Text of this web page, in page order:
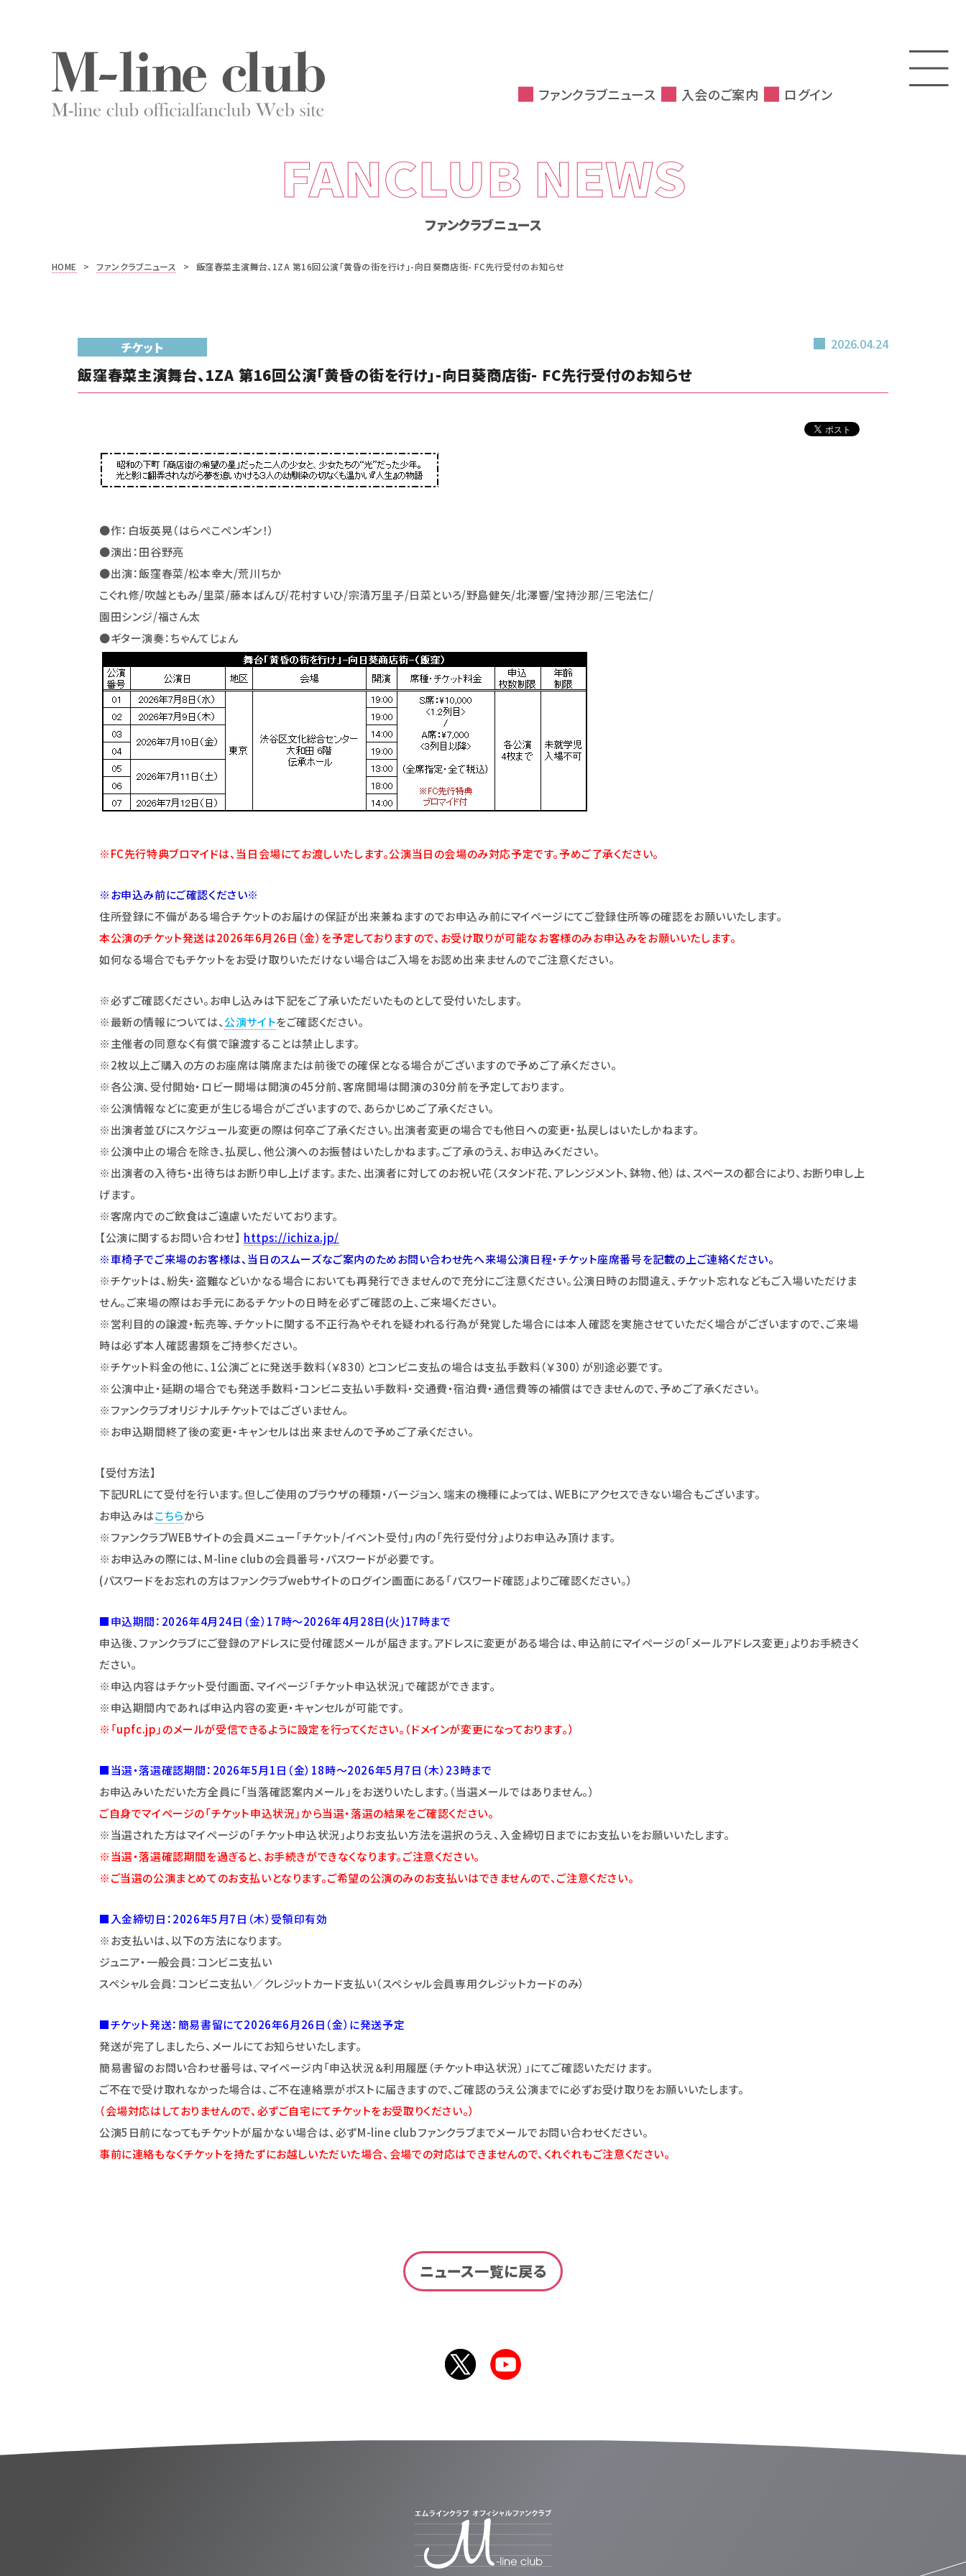
ファンクラブニュース 入会のご案内 ログイン
FANCLUB NEWS
ファンクラブニュース
HOME > ファンクラブニュース > 飯窪春菜主演舞台、1ZA 第16回公演「黄昏の街を行け」-向日葵商店街- FC先行受付のお知らせ
チケット 2026.04.24
飯窪春菜主演舞台、1ZA 第16回公演「黄昏の街を行け」-向日葵商店街- FC先行受付のお知らせ
●作：白坂英晃（はらぺこペンギン！）
●演出：田谷野亮
●出演：飯窪春菜/松本幸大/荒川ちか
こぐれ修/吹越ともみ/里菜/藤本ばんび/花村すいひ/宗清万里子/日菜といろ/野島健矢/北澤響/宝持沙那/三宅法仁/
園田シンジ/福さん太
●ギター演奏：ちゃんてじょん
※FC先行特典ブロマイドは、当日会場にてお渡しいたします。公演当日の会場のみ対応予定です。予めご了承ください。
※お申込み前にご確認ください※
住所登録に不備がある場合チケットのお届けの保証が出来兼ねますのでお申込み前にマイページにてご登録住所等の確認をお願いいたします。
本公演のチケット発送は2026年6月26日（金）を予定しておりますので、お受け取りが可能なお客様のみお申込みをお願いいたします。
如何なる場合でもチケットをお受け取りいただけない場合はご入場をお認め出来ませんのでご注意ください。
※必ずご確認ください。お申し込みは下記をご了承いただいたものとして受付いたします。
※最新の情報については、 公演サイトをご確認ください。
※主催者の同意なく有償で譲渡することは禁止します。
※2枚以上ご購入の方のお座席は隣席または前後での確保となる場合がございますので予めご了承ください。
※各公演、受付開始・ロビー開場は開演の45分前、客席開場は開演の30分前を予定しております。
※公演情報などに変更が生じる場合がございますので、あらかじめご了承ください。
※出演者並びにスケジュール変更の際は何卒ご了承ください。出演者変更の場合でも他日への変更・払戻しはいたしかねます。
※公演中止の場合を除き、払戻し、他公演へのお振替はいたしかねます。ご了承のうえ、お申込みください。
※出演者の入待ち・出待ちはお断り申し上げます。また、出演者に対してのお祝い花（スタンド花、アレンジメント、鉢物、他）は、スペースの都合により、お断り申し上
げます。
※客席内でのご飲食はご遠慮いただいております。
【公演に関するお問い合わせ】 https://ichiza.jp/
※車椅子でご来場のお客様は、当日のスムーズなご案内のためお問い合わせ先へ来場公演日程・チケット座席番号を記載の上ご連絡ください。
※チケットは、紛失・盗難などいかなる場合においても再発行できませんので充分にご注意ください。公演日時のお間違え、チケット忘れなどもご入場いただけま
せん。ご来場の際はお手元にあるチケットの日時を必ずご確認の上、ご来場ください。
※営利目的の譲渡・転売等、チケットに関する不正行為やそれを疑われる行為が発覚した場合には本人確認を実施させていただく場合がございますので、ご来場
時は必ず本人確認書類をご持参ください。
※チケット料金の他に、1公演ごとに発送手数料（￥830）とコンビニ支払の場合は支払手数料（￥300）が別途必要です。
※公演中止・延期の場合でも発送手数料・コンビニ支払い手数料・交通費・宿泊費・通信費等の補償はできませんので、予めご了承ください。
※ファンクラブオリジナルチケットではございません。
※お申込期間終了後の変更・キャンセルは出来ませんので予めご了承ください。
【受付方法】
下記URLにて受付を行います。但しご使用のブラウザの種類・バージョン、端末の機種によっては、WEBにアクセスできない場合もございます。
お申込みはこちらから
※ファンクラブWEBサイトの会員メニュー｢チケット/イベント受付｣内の「先行受付分」よりお申込み頂けます。
※お申込みの際には、M-line clubの会員番号・パスワードが必要です。
(パスワードをお忘れの方はファンクラブwebサイトのログイン画面にある「パスワード確認」よりご確認ください。）
■申込期間：2026年4月24日（金）17時～2026年4月28日(火)17時まで
申込後、ファンクラブにご登録のアドレスに受付確認メールが届きます。アドレスに変更がある場合は、申込前にマイページの「メールアドレス変更」よりお手続きく
ださい。
※申込内容はチケット受付画面、マイページ「チケット申込状況」で確認ができます。
※申込期間内であれば申込内容の変更・キャンセルが可能です。
※「upfc.jp」のメールが受信できるように設定を行ってください。（ドメインが変更になっております。）
■当選・落選確認期間：2026年5月1日（金）18時～2026年5月7日（木）23時まで
お申込みいただいた方全員に「当落確認案内メール」をお送りいたします。（当選メールではありません。）
ご自身でマイページの「チケット申込状況」から当選・落選の結果をご確認ください。
※当選された方はマイページの「チケット申込状況」よりお支払い方法を選択のうえ、入金締切日までにお支払いをお願いいたします。
※当選・落選確認期間を過ぎると、お手続きができなくなります。ご注意ください。
※ご当選の公演まとめてのお支払いとなります。ご希望の公演のみのお支払いはできませんので、ご注意ください。
■入金締切日：2026年5月7日（木）受領印有効
※お支払いは、以下の方法になります。
ジュニア・一般会員：コンビニ支払い
スペシャル会員：コンビニ支払い／クレジットカード支払い（スペシャル会員専用クレジットカードのみ）
■チケット発送：簡易書留にて2026年6月26日（金）に発送予定
発送が完了しましたら、メールにてお知らせいたします。
簡易書留のお問い合わせ番号は、マイページ内「申込状況＆利用履歴（チケット申込状況）」にてご確認いただけます。
ご不在で受け取れなかった場合は、ご不在連絡票がポストに届きますので、ご確認のうえ公演までに必ずお受け取りをお願いいたします。
（会場対応はしておりませんので、必ずご自宅にてチケットをお受取りください。）
公演5日前になってもチケットが届かない場合は、必ずM-line clubファンクラブまでメールでお問い合わせください。
事前に連絡もなくチケットを持たずにお越しいただいた場合、会場での対応はできませんので、くれぐれもご注意ください。
ニュース一覧に戻る